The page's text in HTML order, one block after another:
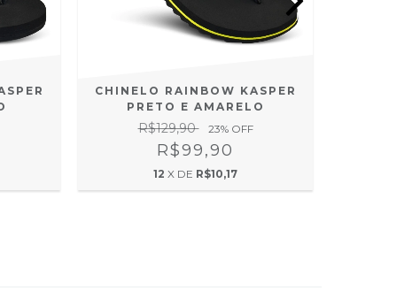
CHINELO RAINBOW KASPER
PRETO E AMARELO
R$129,90 23% OFF
R$99,90
12 X DE R$10,17